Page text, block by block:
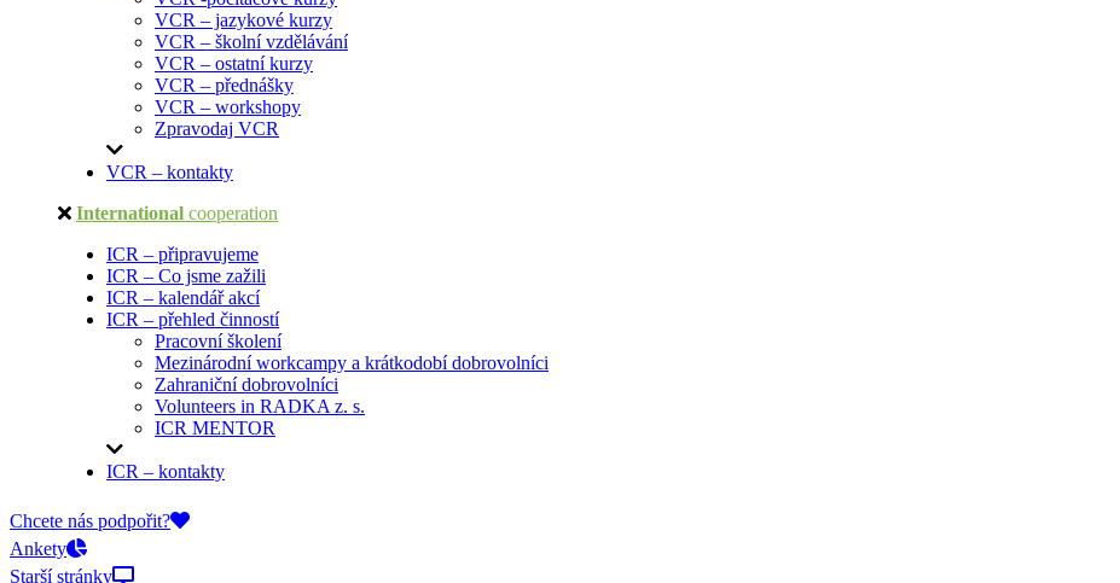
VCR – jazykové kurzy
VCR – školní vzdělávání
VCR – ostatní kurzy
VCR – přednášky
VCR – workshopy
Zpravodaj VCR
VCR – kontakty
International cooperation
ICR – připravujeme
ICR – Co jsme zažili
ICR – kalendář akcí
ICR – přehled činností
Pracovní školení
Mezinárodní workcampy a krátkodobí dobrovolníci
Zahraniční dobrovolníci
Volunteers in RADKA z. s.
ICR MENTOR
ICR – kontakty
On-line přihlášky
Chcete nás podpořit?
Ankety
Starší stránky